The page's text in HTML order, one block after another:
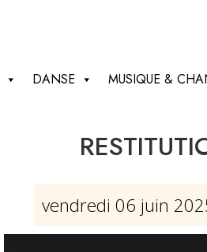
DANSE MUSIQUE &
vendredi 06 juin